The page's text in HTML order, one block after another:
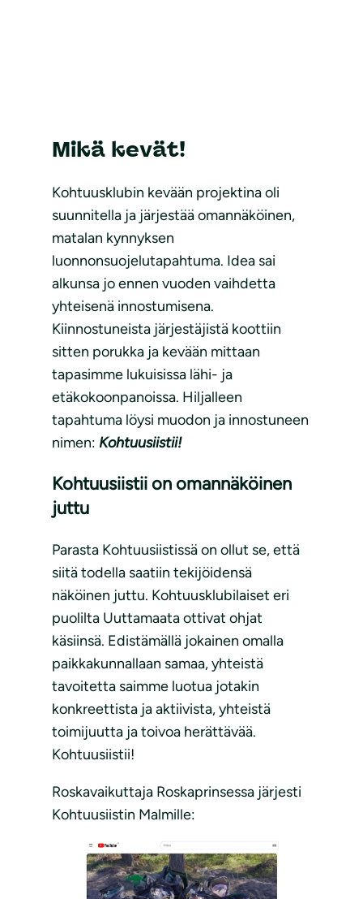
Mikä kevät!
Kohtuusklubin kevään projektina oli
suunnitella ja järjestää omannäköinen,
matalan kynnyksen
luonnonsuojelutapahtuma. Idea sai
alkunsa jo ennen vuoden vaihdetta
yhteisenä innostumisena.
Kiinnostuneista järjestäjistä koottiin
sitten porukka ja kevään mittaan
tapasimme lukuisissa lähi- ja
etäkokoonpanoissa. Hiljalleen
tapahtuma löysi muodon ja innostuneen
nimen: Kohtuusiistii!
Kohtuusiistii on omannäköinen
juttu
Parasta Kohtuusiistissä on ollut se, että
siitä todella saatiin tekijöidensä
näköinen juttu. Kohtuusklubilaiset eri
puolilta Uuttamaata ottivat ohjat
käsiinsä. Edistämällä jokainen omalla
paikkakunnallaan samaa, yhteistä
tavoitetta saimme luotua jotakin
konkreettista ja aktiivista, yhteistä
toimijuutta ja toivoa herättävää.
Kohtuusiistii!
Roskavaikuttaja Roskaprinsessa järjesti
Kohtuusiistin Malmille: